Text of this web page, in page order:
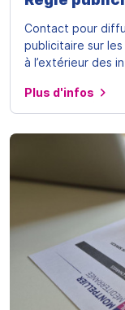
Contact pour
publicitaire sur
à l’extérieur des
Plus d'infos